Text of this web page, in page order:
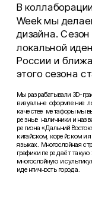
В
Week мы
дизайна.
локальной
России и
этого сезона
Мы разрабатывали 3D-
визуальне оформление
качестве метафоры мы
резные наличники и
региона «Дальний
китайском, корейском и
языках. Многослойная
графики передаёт
многослойную и
идентичность города.